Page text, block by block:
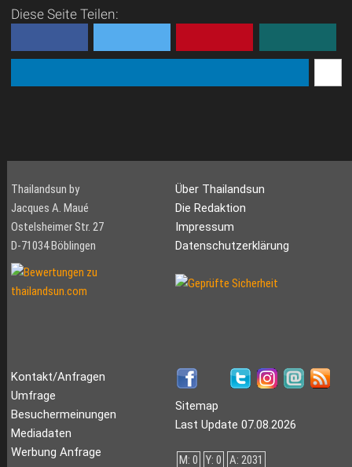
Diese Seite Teilen:
Thailandsun by
Jacques A. Maué
Ostelsheimer Str. 27
D-71034 Böblingen
Über Thailandsun
Die Redaktion
Impressum
Datenschutzerklärung
Kontakt/Anfragen
Umfrage
Besuchermeinungen
Mediadaten
Werbung Anfrage
Sitemap
Last Update 07.08.2026
M: 0 Y: 0 A: 2031